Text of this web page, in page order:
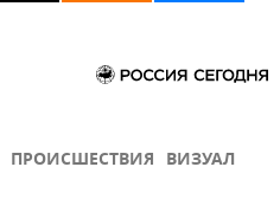
ПРОИСШЕСТВИЯ ВИЗУАЛ